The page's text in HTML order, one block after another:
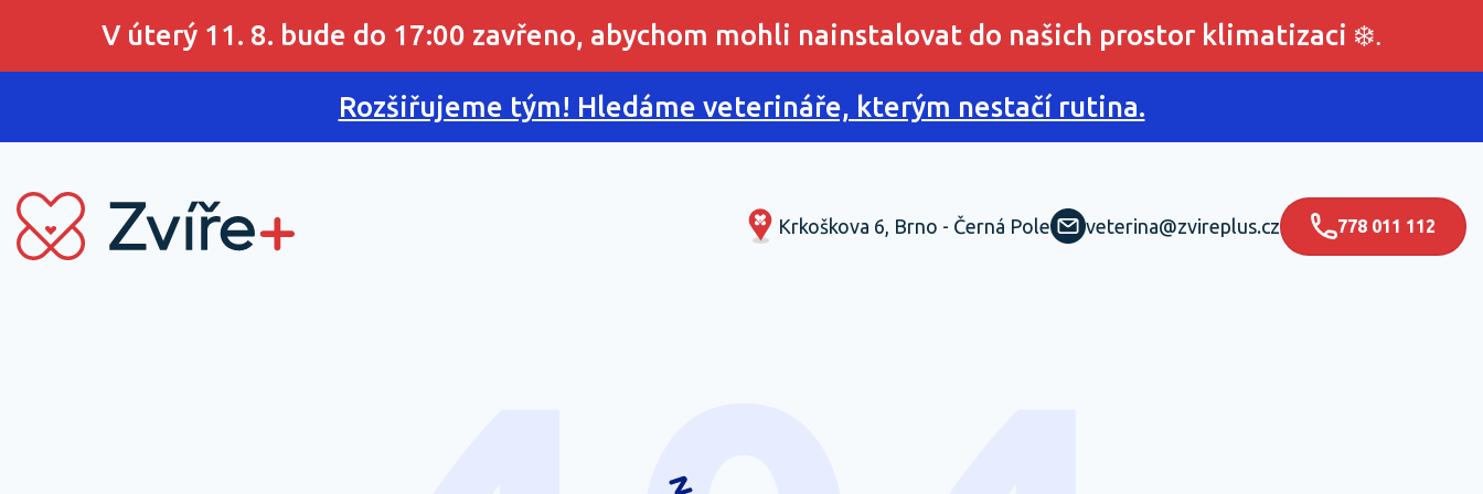
V úterý 11. 8. bude do 17:00 zavřeno, abychom mohli nainstalovat do našich prostor klimatizaci ❄️.
Rozšiřujeme tým! Hledáme veterináře, kterým nestačí rutina.
Krkoškova 6, Brno - Černá Pole veterina@zvireplus.cz 778 011 112